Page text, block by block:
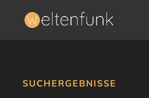
SUCHERGEBNISSE